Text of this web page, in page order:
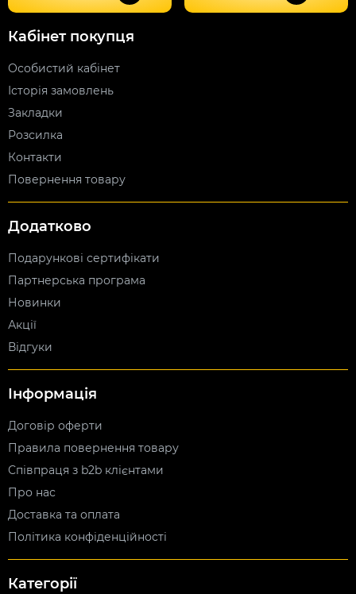
Кабінет покупця
Особистий кабінет
Історія замовлень
Закладки
Розсилка
Контакти
Повернення товару
Додатково
Подарункові сертифікати
Партнерська програма
Новинки
Акції
Відгуки
Інформація
Договір оферти
Правила повернення товару
Співпраця з b2b клієнтами
Про нас
Доставка та оплата
Політика конфіденційності
Категорії